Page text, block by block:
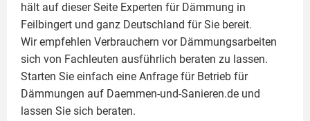
hält auf dieser Seite Experten für Dämmung in
Feilbingert und ganz Deutschland für Sie bereit.
Wir empfehlen Verbrauchern vor Dämmungsarbeiten
sich von Fachleuten ausführlich beraten zu lassen.
Starten Sie einfach eine Anfrage für Betrieb für
Dämmungen auf Daemmen-und-Sanieren.de und
lassen Sie sich beraten.